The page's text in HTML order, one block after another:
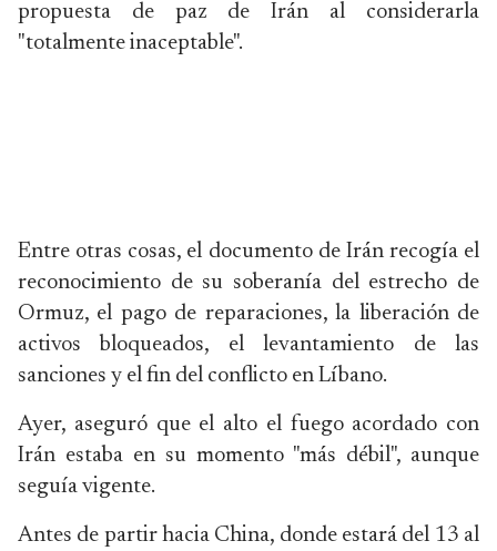
propuesta de paz de Irán al considerarla
"totalmente inaceptable".
Entre otras cosas, el documento de Irán recogía el
reconocimiento de su soberanía del estrecho de
Ormuz, el pago de reparaciones, la liberación de
activos bloqueados, el levantamiento de las
sanciones y el fin del conflicto en Líbano.
Ayer, aseguró que el alto el fuego acordado con
Irán estaba en su momento "más débil", aunque
seguía vigente.
Antes de partir hacia China, donde estará del 13 al